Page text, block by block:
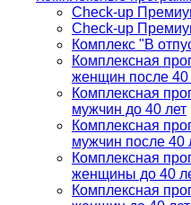
Check-up
Check-up
Комплекс "В
Комплексная
женщин после 40
Комплексная
мужчин до 40 лет
Комплексная
мужчин после 40
Комплексная
женщины до 40
Комплексная